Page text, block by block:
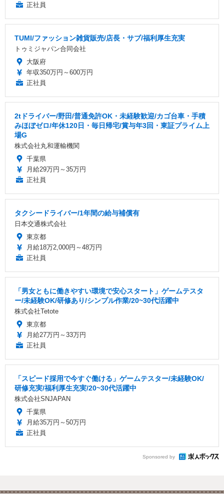
正社員
TUMI/ファッション雑貨販売/店長・サブ/福利厚生充実
トゥミジャパン合同会社
大阪府
年収350万円～600万円
正社員
2tドライバー/野田/普通免許OK・未経験歓迎/カゴ台車・手積
みほぼゼロ/年休120日・毎日帰宅/賞与年3回・東証プライム上
場G
株式会社丸和運輸機関
千葉県
月給29万円～35万円
正社員
タクシードライバー/1年間の給与補償有
日本交通株式会社
東京都
月給18万2,000円～48万円
正社員
「男女ともに働きやすい環境で安心スタート」ゲームテスタ
ー/未経験OK/研修あり/シンプル作業/20~30代活躍中
株式会社Tetote
東京都
月給27万円～33万円
正社員
「スピード採用で今すぐ働ける」ゲームテスター/未経験OK/
研修充実/福利厚生充実/20~30代活躍中
株式会社SNJAPAN
千葉県
月給35万円～50万円
正社員
Sponsored by